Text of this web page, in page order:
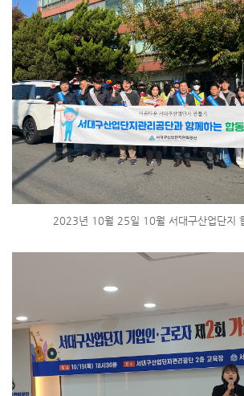
2023년 10월 25일 10월 서대구산업단지